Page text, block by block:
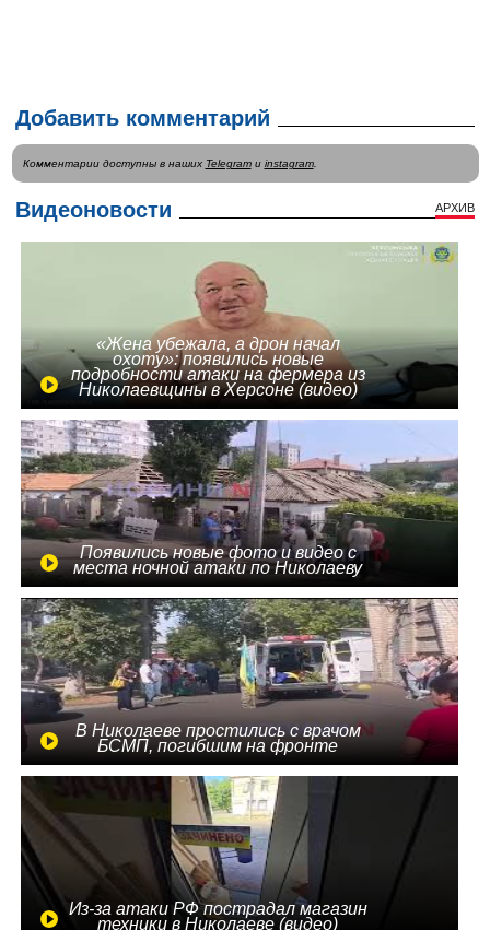
Добавить комментарий
Комментарии доступны в наших Telegramи instagram.
Видеоновости АРХИВ
«Жена убежала, а дрон начал
охоту»: появились новые
подробности атаки на фермера из
Николаевщины в Херсоне (видео)
Появились новые фото и видео с
места ночной атаки по Николаеву
В Николаеве простились с врачом
БСМП, погибшим на фронте
Из-за атаки РФ пострадал магазин
техники в Николаеве (видео)